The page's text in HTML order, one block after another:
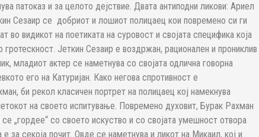
патоказ и за целото дејствие. Двата антиподни ликови: Ариел
Сезаир се добриот и лошиот полицаец кои повремено си ги
во видикот на поетиката на суровост и својата специфика која
Јеткин Сезаир е воздржан, рационален и прониклив
младиот актер се наметнува со својата одлична говорна
его на Катуријан. Како негова спротивност е
би рекол класичен портрет на полицаец кој намекнува
на своето испитување. Повремено духовит, Бурак Рахман
„гордее“ со своето искуство и со својата умешност отвора
е за секоја почит. Овде се наметнува и ликот на Микаил, кој и